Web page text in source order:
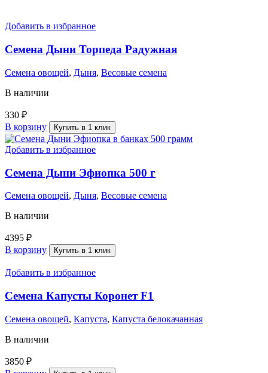
Добавить в избранное
Семена Дыни Торпеда Радужная
Семена овощей, Дыня, Весовые семена
В наличии
330 ₽
В корзину
Купить в 1 клик
Добавить в избранное
Семена Дыни Эфиопка 500 г
Семена овощей, Дыня, Весовые семена
В наличии
4395 ₽
В корзину
Купить в 1 клик
Добавить в избранное
Семена Капусты Коронет F1
Семена овощей, Капуста, Капуста белокачанная
В наличии
3850 ₽